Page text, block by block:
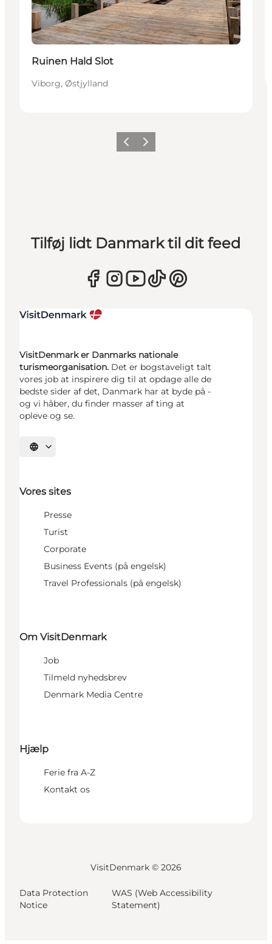
Ruinen Hald Slot
Viborg, Østjylland
ForrigeNæste
Tilføj lidt Danmark til dit feed
VisitDenmark er Danmarks nationale
turismeorganisation. Det er bogstaveligt talt
vores job at inspirere dig til at opdage alle de
bedste sider af det, Danmark har at byde på -
og vi håber, du finder masser af ting at
opleve og se.
Vælg sprog
Vores sites
Presse
Turist
Corporate
Business Events (på engelsk)
Travel Professionals (på engelsk)
Om VisitDenmark
Job
Tilmeld nyhedsbrev
Denmark Media Centre
Hjælp
Ferie fra A-Z
Kontakt os
VisitDenmark © 2026
Data Protection
Notice
WAS (Web Accessibility
Statement)